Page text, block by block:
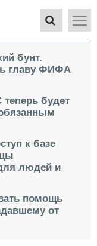
бунт.
главу ФИФА
будет
к базе
людей и
помощь
от